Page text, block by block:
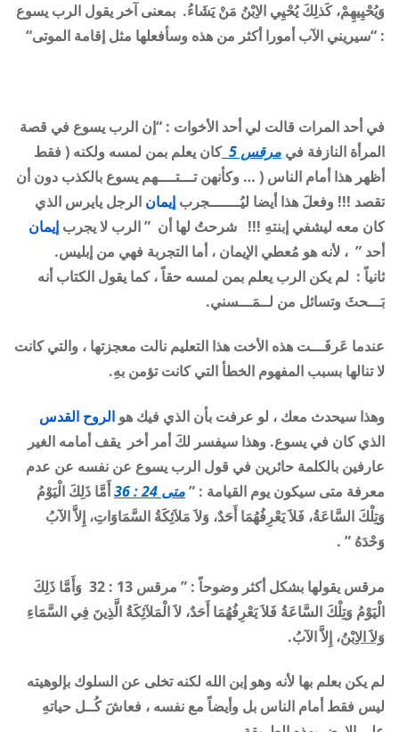
وَيُحْيِيهِمْ، كَذلِكَ يُحْيِي الاِبْنُ مَنْ يَشَاءُ. بمعنى آخر يقول الرب يسوع
: “سيريني الآب أمورا أكثر من هذه وسأفعلها مثل إقامة الموتى“
في أحد المرات قالت لي أحد الأخوات : “إن الرب يسوع في قصة
المرأة النازفة في مرقس 5
كان يعلم بمن لمسه ولكنه ( فقط
أظهر هذا أمام الناس ( … وكأنهن تـــتــــهم يسوع بالكذب دون أن
تقصد !!! وفعلَ هذا أيضا ليُـــــــجرب إيمان الرجل يايرس الذي
كان معه ليشفي إبنتهِ !!! شرحتُ لها أن ”الرب لا يجرب إيمان
أحد ” ، لأنه هو مُعطي الإيمان ، أما التجربة فهي من إبليس.
ثانياً : لم يكن الرب يعلم بمن لمسه حقاً ، كما يقول الكتاب أنه
بَـــحثَ وتسائل من لــمَـــسني.
عندما عَرفَـــت هذه الأخت هذا التعليم نالت معجزتها ، والتي كانت
لا تنالها بسبب المفهوم الخطأ التي كانت تؤمن بهِ.
وهذا سيحدث معك ، لو عرفت بأن الذي فيك هو الروح القدس
الذي كان في يسوع. وهذا سيفسر لكَ أمر أخر يقف أمامه الغير
عارفين بالكلمة حائرين في قول الرب يسوع عن نفسه عن عدم
معرفة متى سيكون يوم القيامة : ”متى 24 : 36
أَمَّا ذَلِكَ الْيَوْمُ
وَتِلْكَ السَّاعَةُ، فَلاَ يَعْرِفُهُمَا أَحَدٌ، وَلاَ مَلاَئِكَةُ السَّمَاوَاتِ، إِلاَّ الآبُ
وَحْدَهُ ” .
مرقس يقولها بشكل أكثر وضوحاً : ” مرقس 13 : 32
وَأَمَّا ذَلِكَ
الْيَوْمُ وَتِلْكَ السَّاعَةُ فَلاَ يَعْرِفُهُمَا أَحَدٌ، لاَ الْمَلاَئِكَةُ الَّذِينَ فِي السَّمَاءِ
وَلاَ الاِبْنُ، إِلاَّ الآبُ.
لم يكن بعلم بها لأنه وهو إبن الله لكنه تخلى عن السلوك بإلوهيته
ليس فقط أمام الناس بل وأيضاً مع نفسه ، فعاشَ كُــل حياتهِ